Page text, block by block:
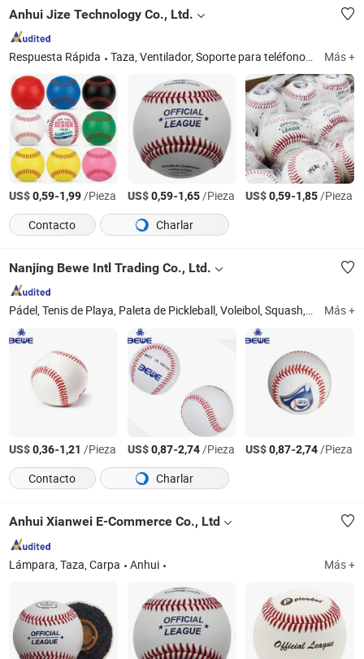
Anhui Jize Technology Co., Ltd.
Respuesta Rápida Taza, Ventilador, Soporte para teléfono de coche Más +
US$0,59-1,99/Pieza US$0,59-1,65/Pieza US$0,59-1,85/Pieza
Contacto
Charlar
Nanjing Bewe Intl Trading Co., Ltd.
Pádel, Tenis de Playa, Paleta de Pickleball, Voleibol, Squash, Bádminton, Golf, Tenis, Balón de Fútbol, Baloncesto Más +
US$0,36-1,21 /Pieza US$0,87-2,74/Pieza US$0,87-2,74/Pieza
Contacto
Charlar
Anhui Xianwei E-Commerce Co., Ltd
Lámpara, Taza, Carpa Anhui Más +